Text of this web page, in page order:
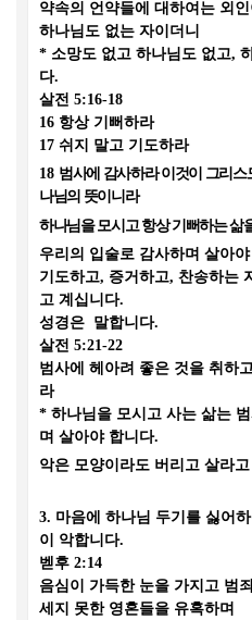
약속의 언약들에 대하여는 외
하나님도 없는 자이더니
* 소망도 없고 하나님도 없고,
다.
살전 5:16-18
16 항상 기뻐하라
17 쉬지 말고 기도하라
18 범사에 감사하라 이것이 그리
나님의 뜻이니라
하나님을 모시고 항상 기뻐하는 삶
우리의 입술로 감사하며 살아
기도하고, 증거하고, 찬송하는
고 계십니다.
성경은 말합니다.
살전 5:21-22
범사에 헤아려 좋은 것을 취하
라
* 하나님을 모시고 사는 삶는
며 살아야 합니다.
악은 모양이라도 버리고 살라
3. 마음에 하나님 두기를 싫어
이 악합니다.
벧후 2:14
음심이 가득한 눈을 가지고 범
세지 못한 영혼들을 유혹하며